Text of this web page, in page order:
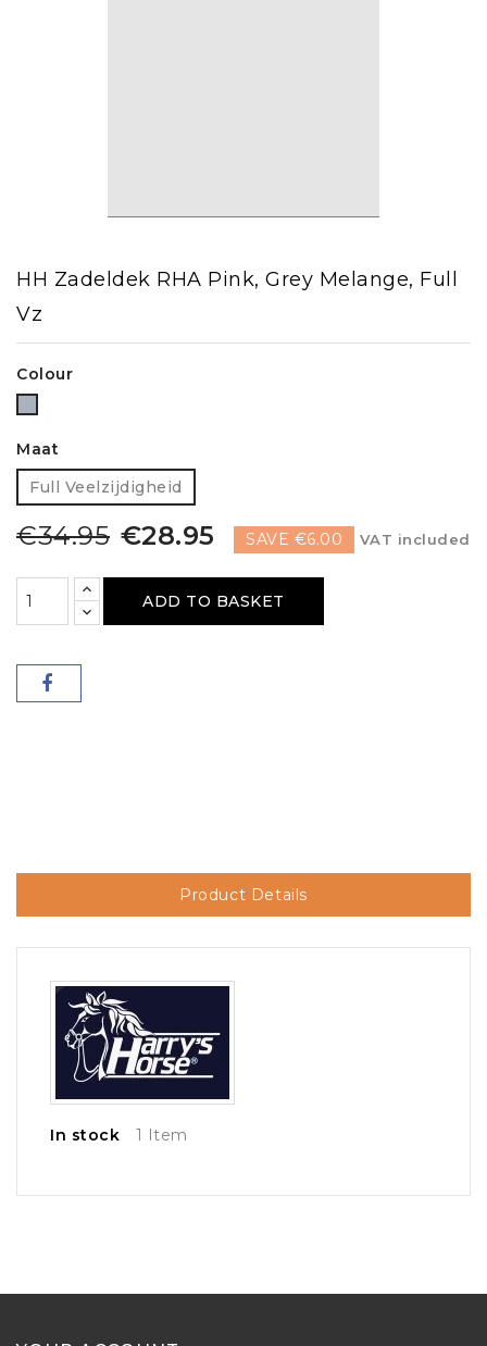
HH Zadeldek RHA Pink, Grey Melange, Full
Vz
Colour
Grey
Maat
Full Veelzijdigheid
€34.95 €28.95 SAVE €6.00 VAT included
ADD TO BASKET
Product Details
In stock 1 Item